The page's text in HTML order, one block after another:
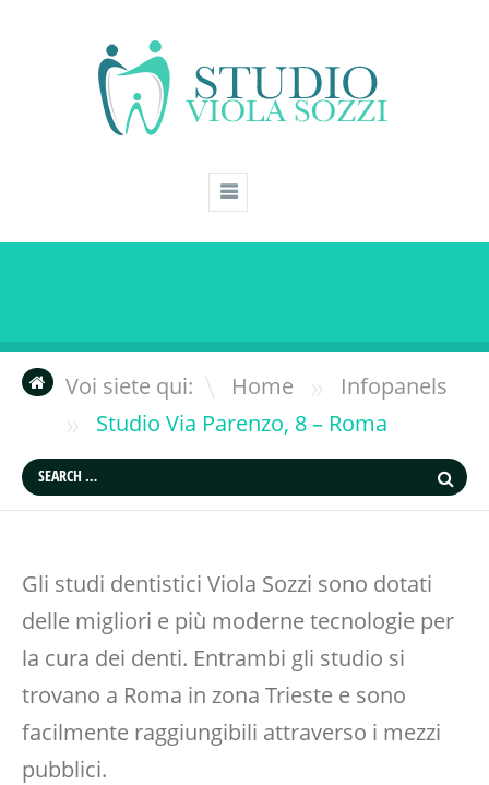
Voi siete qui: Home » Infopanels
» Studio Via Parenzo, 8 – Roma
Gli studi dentistici Viola Sozzi sono dotati
delle migliori e più moderne tecnologie per
la cura dei denti. Entrambi gli studio si
trovano a Roma in zona Trieste e sono
facilmente raggiungibili attraverso i mezzi
pubblici.